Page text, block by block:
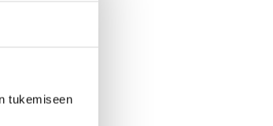
tukemiseen